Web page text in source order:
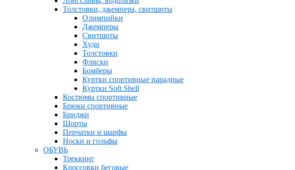
Толстовки, джемпера, свитшоты
Олимпийки
Джемперы
Свитшоты
Худи
Толстовки
Флиски
Бомберы
Куртки спортивные парадные
Куртки Soft Shell
Костюмы спортивные
Брюки спортивные
Бриджи
Шорты
Перчатки и шарфы
Носки и гольфы
ОБУВЬ
Треккинг
Кроссовки беговые